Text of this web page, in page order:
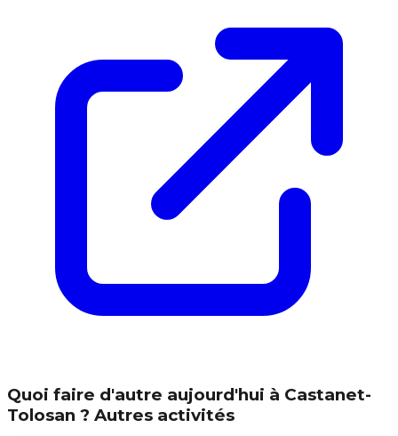
Quoi faire d'autre aujourd'hui à Castanet-
Tolosan ? Autres activités